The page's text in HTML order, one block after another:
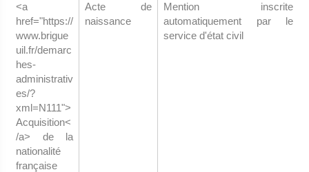
<a
href="https://
www.brigue
uil.fr/demarc
hes-
administrativ
es/?
xml=N111">
Acquisition<
/a> de la
nationalité
française
Acte de
naissance
Mention inscrite
automatiquement par le
service d'état civil